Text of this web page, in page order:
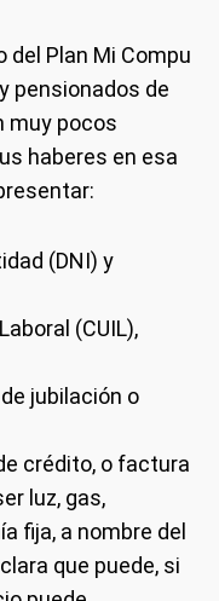
del Plan Mi Compu
pensionados de
muy pocos
haberes en esa
(DNI) y
(CUIL),
jubilación o
crédito, o factura
luz, gas,
fija, a nombre del
que puede, si